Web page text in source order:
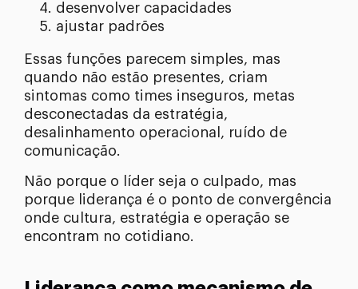
desenvolver capacidades
ajustar padrões
Essas funções parecem simples, mas
quando não estão presentes, criam
sintomas como times inseguros, metas
desconectadas da estratégia,
desalinhamento operacional, ruído de
comunicação.
Não porque o líder seja o culpado, mas
porque liderança é o ponto de convergência
onde cultura, estratégia e operação se
encontram no cotidiano.